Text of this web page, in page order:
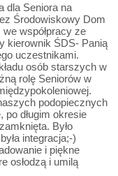
dla Seniora na
Środowiskowy Dom
współpracy ze
kierownik ŚDS- Panią
uczestnikami.
osób starszych w
rolę Seniorów w
podopiecznych
po długim okresie
Było
integracja;-)
i piękne
osłodzą i umilą